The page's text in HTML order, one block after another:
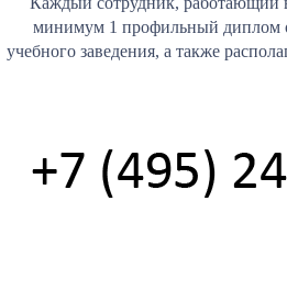
минимум 1 профильный диплом
учебного заведения, а также